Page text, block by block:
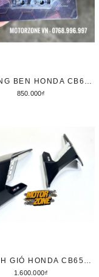
PAT NÂNG BEN HONDA CB650R
850.000₫
ỐP CÁNH GIÓ HONDA CB650R
1.600.000₫